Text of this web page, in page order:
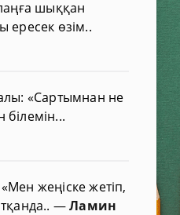
шыққан
ересек өзім..
«Сартымнан не
жеңіске жетіп,
—Ламин